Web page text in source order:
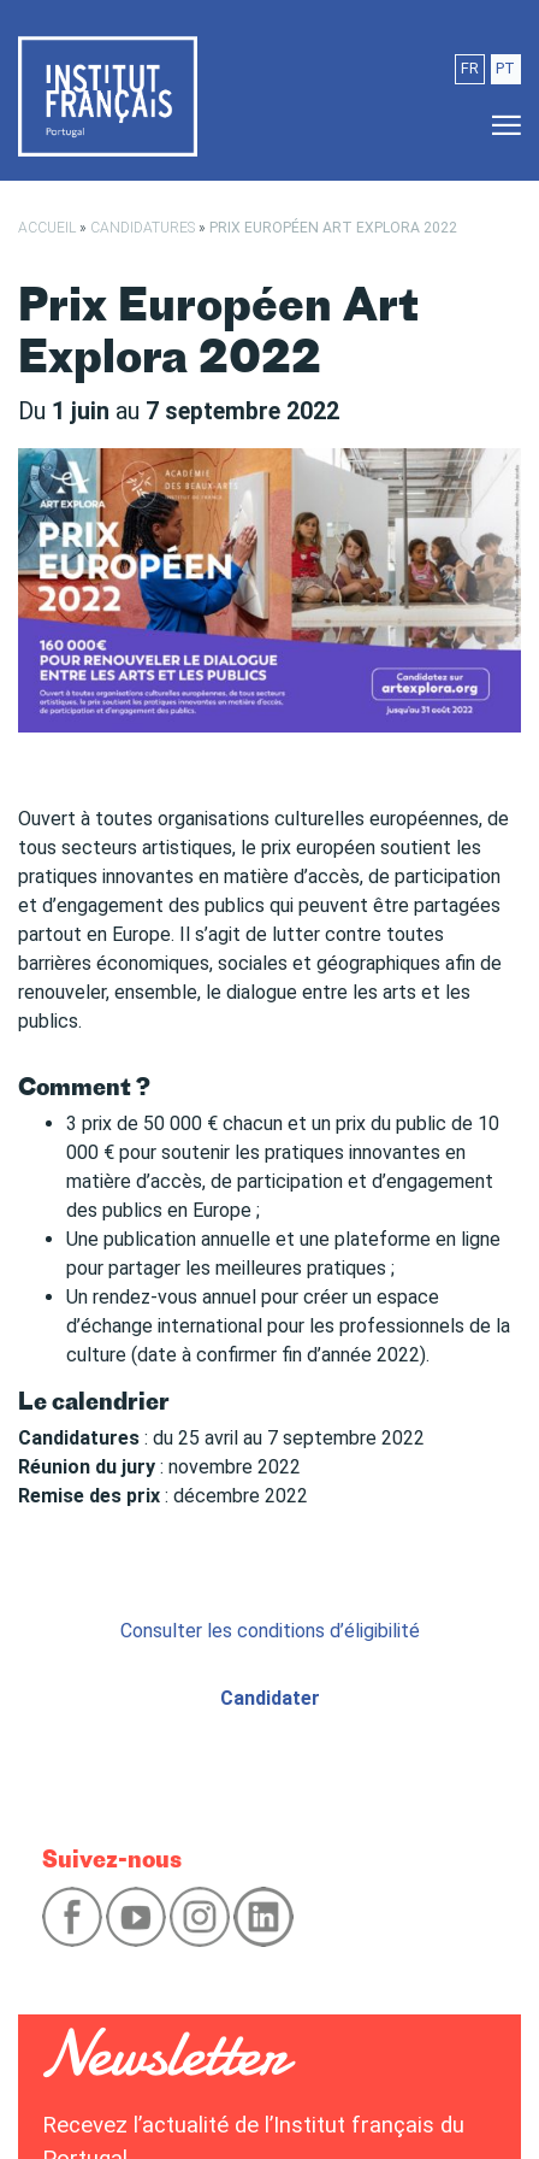
FR PT
ACCUEIL » CANDIDATURES » PRIX EUROPÉEN ART EXPLORA 2022
Prix Européen Art
Explora 2022
Du 1 juin au 7 septembre 2022
Ouvert à toutes organisations culturelles européennes, de
tous secteurs artistiques, le prix européen soutient les
pratiques innovantes en matière d’accès, de participation
et d’engagement des publics qui peuvent être partagées
partout en Europe. Il s’agit de lutter contre toutes
barrières économiques, sociales et géographiques afin de
renouveler, ensemble, le dialogue entre les arts et les
publics.
Comment ?
3 prix de 50 000 € chacun et un prix du public de 10
000 € pour soutenir les pratiques innovantes en
matière d’accès, de participation et d’engagement
des publics en Europe ;
Une publication annuelle et une plateforme en ligne
pour partager les meilleures pratiques ;
Un rendez-vous annuel pour créer un espace
d’échange international pour les professionnels de la
culture (date à confirmer fin d’année 2022).
Le calendrier
Candidatures : du 25 avril au 7 septembre 2022
Réunion du jury : novembre 2022
Remise des prix : décembre 2022
Consulter les conditions d’éligibilité
Candidater
Suivez-nous
Recevez l’actualité de l’Institut français du